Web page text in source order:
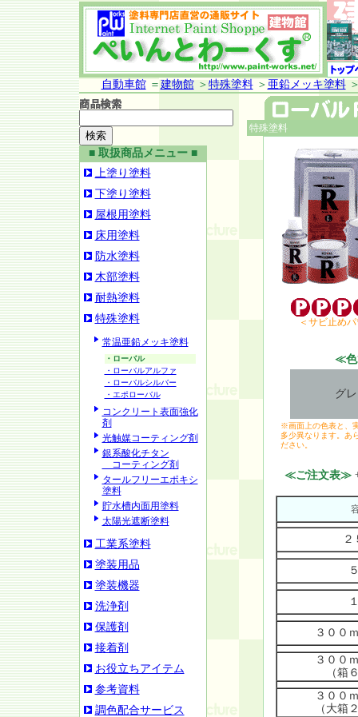
自動車館＝ 建物館＞ 特殊塗料＞ 亜鉛メッキ塗料
■ 取扱商品メニュー ■
上塗り塗料
下塗り塗料
屋根用塗料
床用塗料
防水塗料
木部塗料
耐熱塗料
特殊塗料
常温亜鉛メッキ塗料
・ローバル
・ローバルアルファ
・ローバルシルバー
・エポローバル
コンクリート表面強化
剤
光触媒コーティング剤
銀系酸化チタン
コーティング剤
タールフリーエポキシ
塗料
貯水槽内面用塗料
太陽光遮断塗料
工業系塗料
塗装用品
塗装機器
洗浄剤
保護剤
接着剤
お役立ちアイテム
参考資料
調色配合サービス
特殊塗料
＜サビ止め
≪
グ
※画面上の色表と、
多少異なります。あ
ださい。
≪ご注文表≫
２
３００
３００
（箱
３００
（大箱